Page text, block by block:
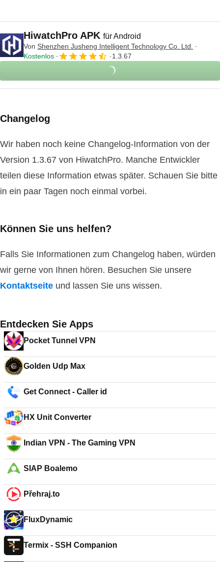
HiwatchPro APK für Android
Von Shenzhen Jusheng Intelligent Technology Co. Ltd.
Kostenlos
1.3.67
Changelog
Wir haben noch keine Changelog-Information von der
Version 1.3.67 von HiwatchPro. Manche Entwickler
teilen diese Information etwas später. Schauen Sie bitte
in ein paar Tagen noch einmal vorbei.
Können Sie uns helfen?
Falls Sie Informationen zum Changelog haben, würden
wir gerne von Ihnen hören. Besuchen Sie unsere
Kontaktseite und lassen Sie uns wissen.
Entdecken Sie Apps
Pocket Tunnel VPN
Golden Udp Max
Get Connect - Caller id
HX Unit Converter
Indian VPN - The Gaming VPN
SIAP Boalemo
Přehraj.to
FluxDynamic
Termix - SSH Companion